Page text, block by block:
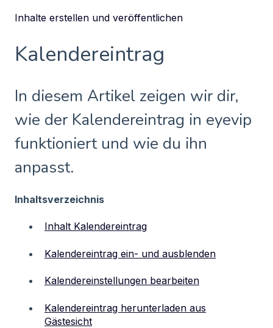
Inhalte erstellen und veröffentlichen
Kalendereintrag
In diesem Artikel zeigen wir dir,
wie der Kalendereintrag in eyevip
funktioniert und wie du ihn
anpasst.
Inhaltsverzeichnis
Inhalt Kalendereintrag
Kalendereintrag ein- und ausblenden
Kalendereinstellungen bearbeiten
Kalendereintrag herunterladen aus
Gästesicht